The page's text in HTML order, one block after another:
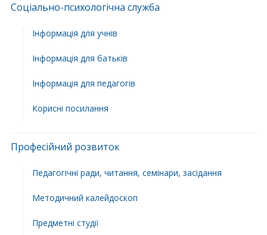
Соціально-психологічна служба
Інформація для учнів
Інформація для батьків
Інформація для педагогів
Корисні посилання
Професійний розвиток
Педагогічні ради, читання, семінари, засідання
Методичний калейдоскоп
Предметні студії